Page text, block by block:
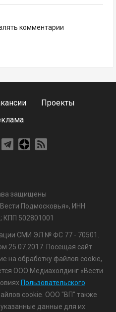
комментарии
Проекты
защищены
Подмосковья», ИНН
КПП 502801001
СМИ ЭЛ № ФС 77 - 70501.
25.07.2017. Посещая сайт
на обработку файлов cookie,
ООО Медиахолдинг «Вести
Пользовательского
cookie. ООО "ВП" также
данные для их